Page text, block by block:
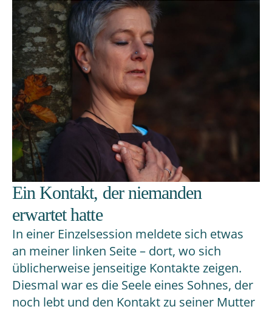
Ein Kontakt, der niemanden
erwartet hatte
In einer Einzelsession meldete sich etwas
an meiner linken Seite – dort, wo sich
üblicherweise jenseitige Kontakte zeigen.
Diesmal war es die Seele eines Sohnes, der
noch lebt und den Kontakt zu seiner Mutter